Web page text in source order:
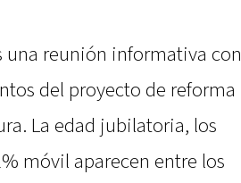
una reunión informativa con
del proyecto de reforma
La edad jubilatoria, los
móvil aparecen entre los